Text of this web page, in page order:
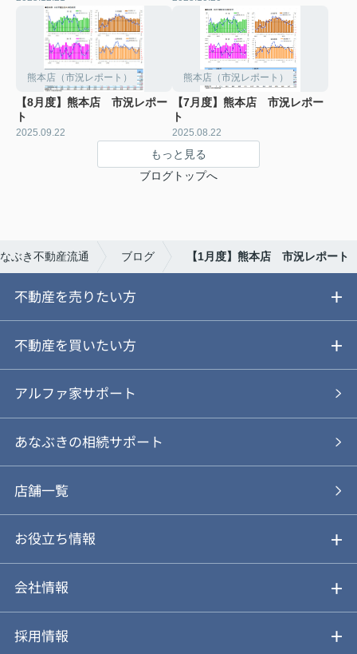
熊本店（市況レポート）
【8月度】熊本店 市況レポー
ト
2025.09.22
熊本店（市況レポート）
【7月度】熊本店 市況レポー
ト
2025.08.22
もっと見る
ブログトップへ
ぶき不動産流通 ブログ 【1月度】熊本店 市況レポート
不動産を売りたい方
ご売却ガイド
ご売却の流れ
あなぶきの仲介
あなぶきの買取
仲介と買取のメリット・デメリット
動画やパンフレットで見る
不動産を買いたい方
ご購入ガイド
物件を探す
購入の流れ
購入前も後も安心サポート
お気に入り
アルファ家サポート
あなぶきの相続サポート
店舗一覧
お役立ち情報
不動産Q&A
アルファジャーナル
会社情報
会社概要
採用情報